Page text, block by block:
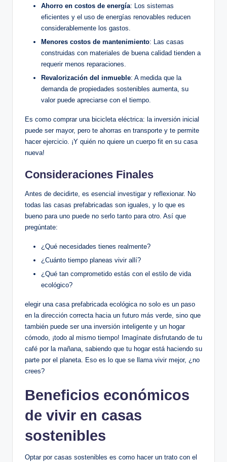
Ahorro en costos de energía: Los sistemas
eficientes y el uso de energías renovables reducen
considerablemente los gastos.
Menores costos de mantenimiento: Las casas
construidas con materiales de buena calidad tienden a
requerir menos reparaciones.
Revalorización del inmueble: A medida que la
demanda de propiedades sostenibles aumenta, su
valor puede apreciarse con el tiempo.
Es como comprar una bicicleta eléctrica: la inversión inicial
puede ser mayor, pero te ahorras en transporte y te permite
hacer ejercicio. ¡Y quién no quiere un cuerpo fit en su casa
nueva!
Consideraciones Finales
Antes de decidirte, es esencial investigar y reflexionar. No
todas las casas prefabricadas son iguales, y lo que es
bueno para uno puede no serlo tanto para otro. Así que
pregúntate:
¿Qué necesidades tienes realmente?
¿Cuánto tiempo planeas vivir allí?
¿Qué tan comprometido estás con el estilo de vida
ecológico?
elegir una casa prefabricada ecológica no solo es un paso
en la dirección correcta hacia un futuro más verde, sino que
también puede ser una inversión inteligente y un hogar
cómodo, ¡todo al mismo tiempo! Imagínate disfrutando de tu
café por la mañana, sabiendo que tu hogar está haciendo su
parte por el planeta. Eso es lo que se llama vivir mejor, ¿no
crees?
Beneficios económicos
de vivir en casas
sostenibles
Optar por casas sostenibles es como hacer un trato con el